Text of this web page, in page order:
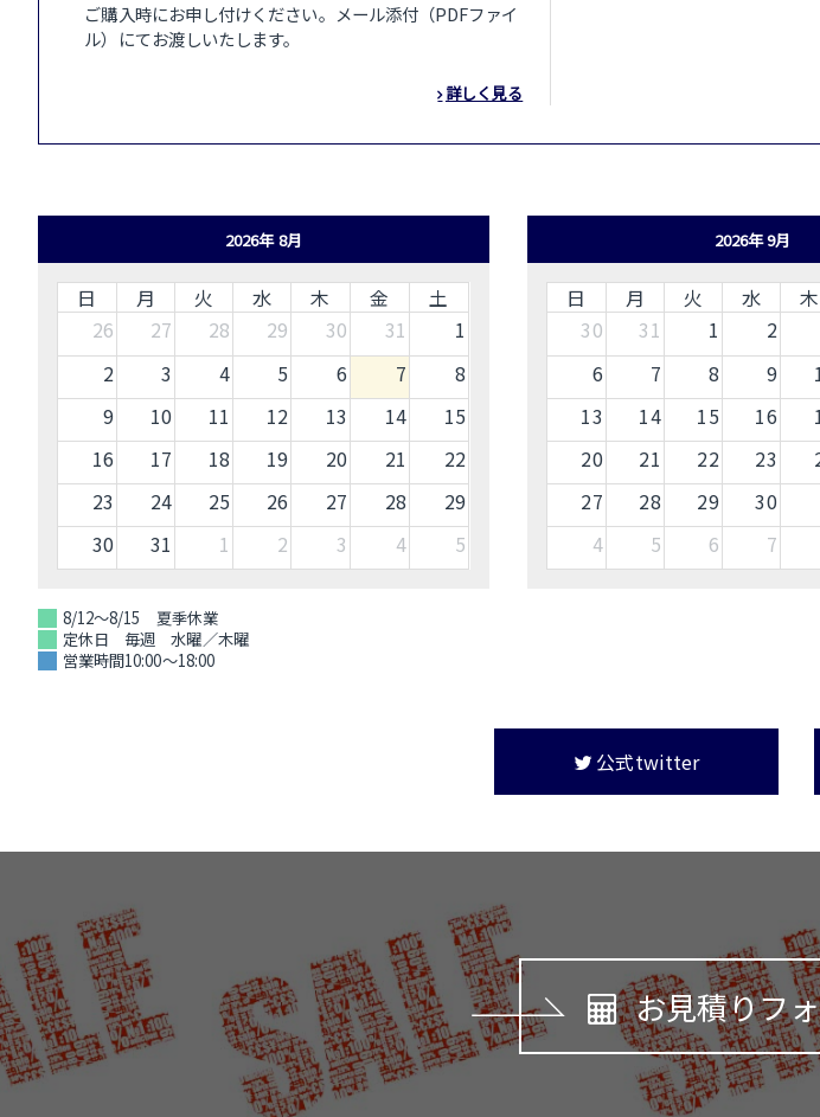
ご購入時にお申し付けください。メール添付（PDFファイ
ル）にてお渡しいたします。
詳しく見る
2026年 8月
日 月 火 水 木 金
土
26
27 28 29 30 31
1
2
3 4 5 6 7
8
9
10 11 12 13 14
15
16
17 18 19 20 21
22
23
24 25 26 27 28
29
30
31 1 2 3 4 5
2026年 9月
日 月 火 水 木
30
31 1 2
6
7 8 9
13
14 15 16
20
21 22 23
27
28 29 30
4
5 6 7
8/12～8/15 夏季休業
定休日 毎週 水曜／木曜
営業時間10:00～18:00
公式twitter
お見積りフ